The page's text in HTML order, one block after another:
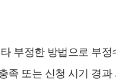
부정한 방법으로 부
족 또는 신청 시기 경